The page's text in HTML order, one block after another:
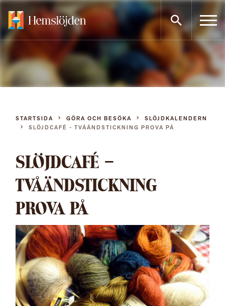
Gå
direkt
innehållet
STARTSIDA GÖRA OCH BESÖKA
SLÖJDKALENDERN
SLÖJDCAFÉ - TVÅÄNDSTICKNING PROVA PÅ
SLÖJDCAFÉ –
TVÅÄNDSTICKNING
PROVA PÅ